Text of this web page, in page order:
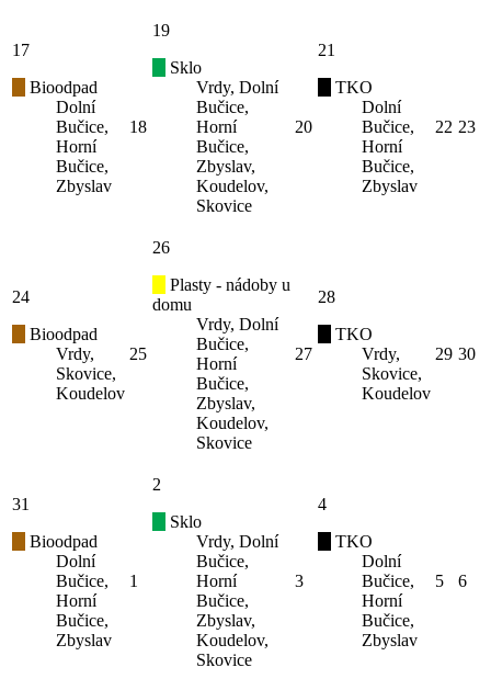
17
Bioodpad
Dolní
Bučice,
Horní
Bučice,
Zbyslav
18
19
Sklo
Vrdy, Dolní
Bučice,
Horní
Bučice,
Zbyslav,
Koudelov,
Skovice
20
21
TKO
Dolní
Bučice,
Horní
Bučice,
Zbyslav
22 23
24
Bioodpad
Vrdy,
Skovice,
Koudelov
25
26
Plasty - nádoby u
domu
Vrdy, Dolní
Bučice,
Horní
Bučice,
Zbyslav,
Koudelov,
Skovice
27
28
TKO
Vrdy,
Skovice,
Koudelov
29 30
31
Bioodpad
Dolní
Bučice,
Horní
Bučice,
Zbyslav
1
2
Sklo
Vrdy, Dolní
Bučice,
Horní
Bučice,
Zbyslav,
Koudelov,
Skovice
3
4
TKO
Dolní
Bučice,
Horní
Bučice,
Zbyslav
5 6